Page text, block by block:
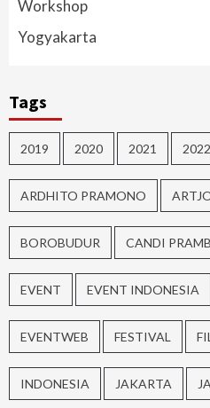
Workshop
Yogyakarta
Tags
2019 2020 2021 2022
ARDHITO PRAMONO
BOROBUDUR CANDI
EVENT EVENT INDONESIA
EVENTWEB FESTIVAL
INDONESIA JAKARTA